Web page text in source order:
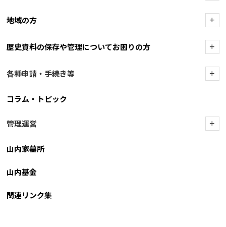
地域の方 +
歴史資料の保存や管理についてお困りの方 +
各種申請・手続き等 +
コラム・トピック
管理運営 +
山内家墓所
山内基金
関連リンク集